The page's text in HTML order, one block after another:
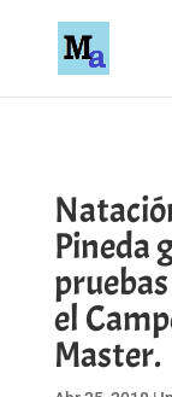
Pineda
el
Master.